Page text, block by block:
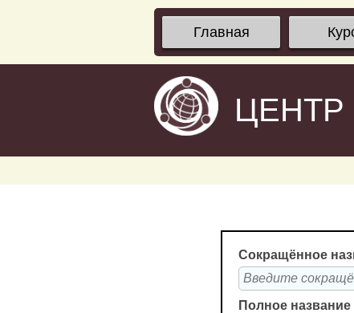
Главная
Сокращённое
Полное название